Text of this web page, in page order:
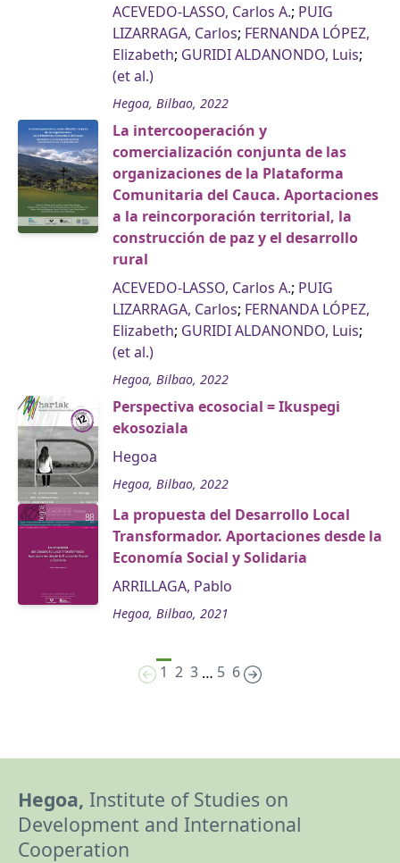
ACEVEDO-LASSO, Carlos A.; PUIG
LIZARRAGA, Carlos; FERNANDA LÓPEZ,
Elizabeth; GURIDI ALDANONDO, Luis;
(et al.)
Hegoa, Bilbao, 2022
La intercooperación y
comercialización conjunta de las
organizaciones de la Plataforma
Comunitaria del Cauca. Aportaciones
a la reincorporación territorial, la
construcción de paz y el desarrollo
rural
ACEVEDO-LASSO, Carlos A.; PUIG
LIZARRAGA, Carlos; FERNANDA LÓPEZ,
Elizabeth; GURIDI ALDANONDO, Luis;
(et al.)
Hegoa, Bilbao, 2022
Perspectiva ecosocial = Ikuspegi
ekosoziala
Hegoa
Hegoa, Bilbao, 2022
La propuesta del Desarrollo Local
Transformador. Aportaciones desde la
Economía Social y Solidaria
ARRILLAGA, Pablo
Hegoa, Bilbao, 2021
1 2 3 … 5 6
Hegoa, Institute of Studies on
Development and International
Cooperation